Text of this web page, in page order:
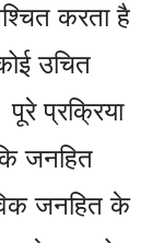
करता है
उचित
प्रक्रिया
जनहित
जनहित के